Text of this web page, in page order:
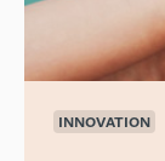
INNOVATION